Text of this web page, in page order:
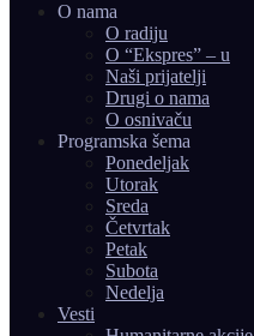
O nama
O radiju
O “Ekspres” – u
Naši prijatelji
Drugi o nama
O osnivaču
Programska šema
Ponedeljak
Utorak
Sreda
Četvrtak
Petak
Subota
Nedelja
Vesti